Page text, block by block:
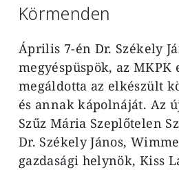
Körmenden
Április 7-én Dr. Székely
megyéspüspök, az MKPK
megáldotta az elkészült
és annak kápolnáját. Az
Szűz Mária Szeplőtelen
Dr. Székely János,
gazdasági helynök, Kiss